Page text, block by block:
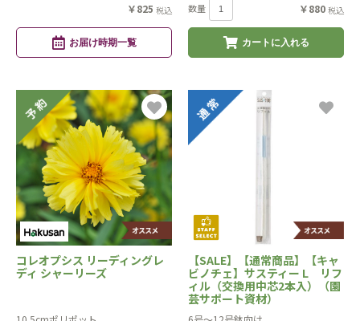
￥825 税込
お届け時期一覧
数量 ￥880 税込
カートに入れる
コレオプシス リーディングレ
ディ シャーリーズ
【SALE】【通常商品】【キャ
ビノチェ】サスティー L リフ
ィル（交換用中芯2本入）（園
芸サポート資材）